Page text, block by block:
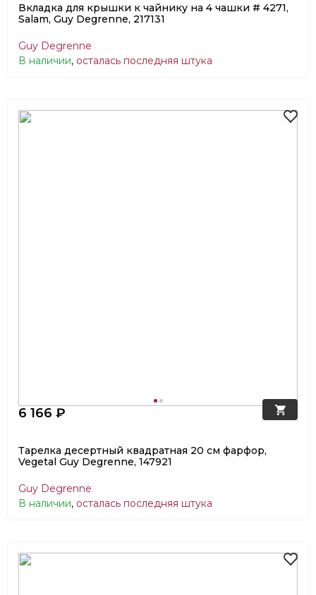
Вкладка для крышки к чайнику на 4 чашки # 4271,
Salam, Guy Degrenne, 217131
Guy Degrenne
В наличии, осталась последняя штука
6 166 ₽
Тарелка десертный квадратная 20 см фарфор,
Vegetal Guy Degrenne, 147921
Guy Degrenne
В наличии, осталась последняя штука